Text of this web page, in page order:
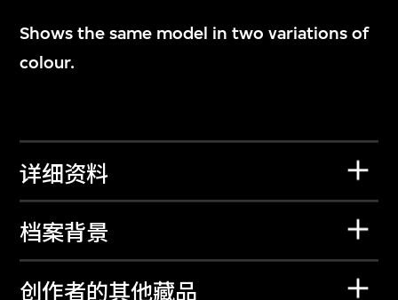
Shows the same model in two variations of
colour.
详细资料
档案背景
创作者的其他藏品